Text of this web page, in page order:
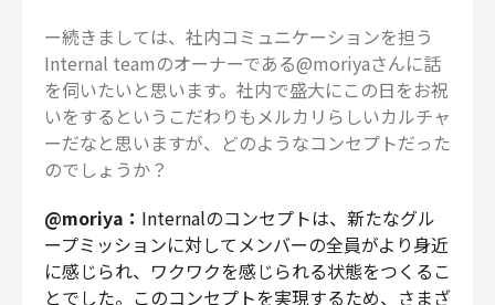
ー続きましては、社内コミュニケーションを担う
Internal teamのオーナーである@moriyaさんに話
を伺いたいと思います。社内で盛大にこの日をお祝
いをするというこだわりもメルカリらしいカルチャ
ーだなと思いますが、どのようなコンセプトだった
のでしょうか？
@moriya： Internalのコンセプトは、新たなグル
ープミッションに対してメンバーの全員がより身近
に感じられ、ワクワクを感じられる状態をつくるこ
とでした。このコンセプトを実現するため、さまざ